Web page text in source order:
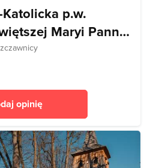
p.w.
Maryi Panny
opinię